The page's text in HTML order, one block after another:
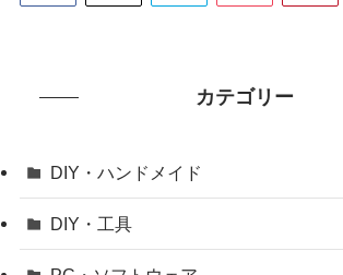
カテゴリー
DIY・ハンドメイド
DIY・工具